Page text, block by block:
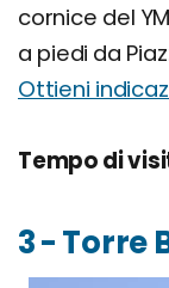
cornice del
a piedi da
Ottieni
Tempo di
3 - Torre